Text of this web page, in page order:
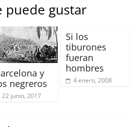
puede gustar
y
negreros
22 junio, 2017
Si los
tiburones
fueran
hombres
4 enero, 2008